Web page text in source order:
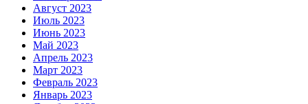
Август 2023
Июль 2023
Июнь 2023
Май 2023
Апрель 2023
Март 2023
Февраль 2023
Январь 2023